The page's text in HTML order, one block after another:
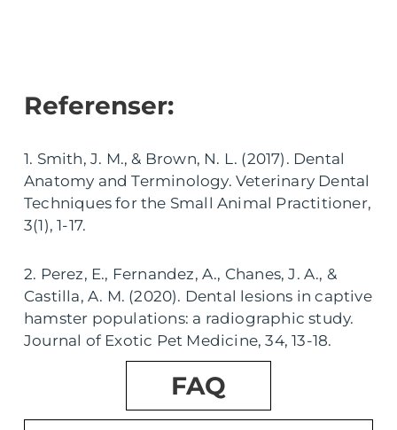
Referenser:
1. Smith, J. M., & Brown, N. L. (2017). Dental
Anatomy and Terminology. Veterinary Dental
Techniques for the Small Animal Practitioner,
3(1), 1-17.
2. Perez, E., Fernandez, A., Chanes, J. A., &
Castilla, A. M. (2020). Dental lesions in captive
hamster populations: a radiographic study.
Journal of Exotic Pet Medicine, 34, 13-18.
FAQ